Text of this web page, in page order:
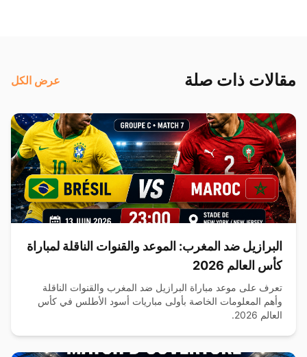
مقالات ذات صلة عرض الكل
البرازيل ضد المغرب: الموعد والقنوات الناقلة لمباراة
كأس العالم 2026
تعرف على موعد مباراة البرازيل ضد المغرب والقنوات الناقلة
وأهم المعلومات الخاصة بأولى مباريات أسود الأطلس في كأس
العالم 2026.